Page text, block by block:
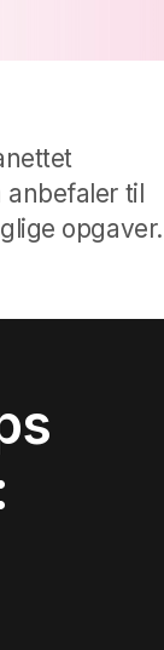
anbefaler til
opgaver.